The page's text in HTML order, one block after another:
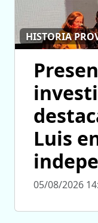
HISTORIA
Luis
05/08/2026